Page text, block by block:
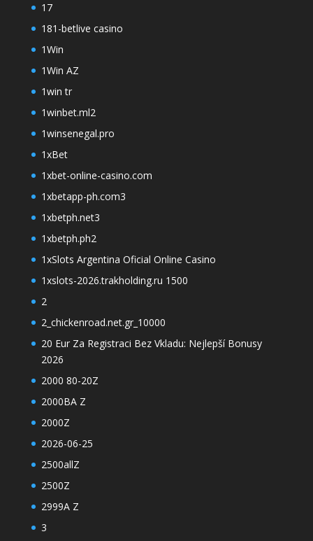
17
181-betlive casino
1Win
1Win AZ
1win tr
1winbet.ml2
1winsenegal.pro
1xBet
1xbet-online-casino.com
1xbetapp-ph.com3
1xbetph.net3
1xbetph.ph2
1xSlots Argentina Oficial Online Casino
1xslots-2026.trakholding.ru 1500
2
2_chickenroad.net.gr_10000
20 Eur Za Registraci Bez Vkladu: Nejlepší Bonusy
2026
2000 80-20Z
2000BA Z
2000Z
2026-06-25
2500allZ
2500Z
2999A Z
3